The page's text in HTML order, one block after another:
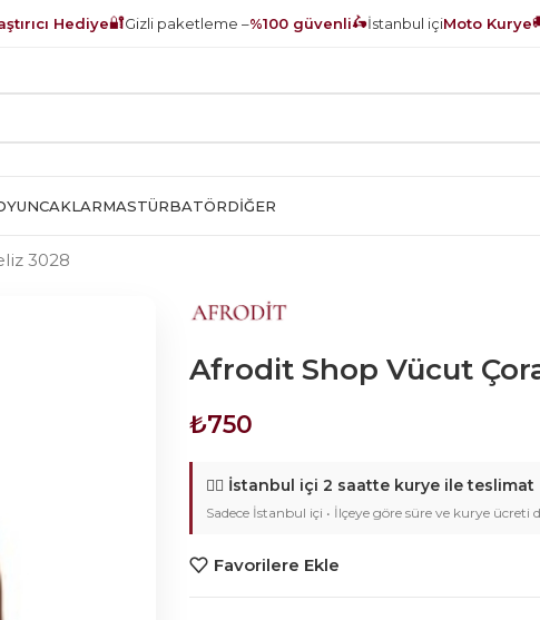
Hediye🔐Gizli paketleme –%100 güvenli🛵İstanbul içiMoto Kurye
MASTÜRBATÖRDIĞER
3028
Afrodit Shop Vücut
₺750
🚴‍♂️ İstanbul içi 2 saatte kurye ile teslimat
Sadece İstanbul içi • İlçeye göre süre ve kurye ücreti
Favorilere Ekle